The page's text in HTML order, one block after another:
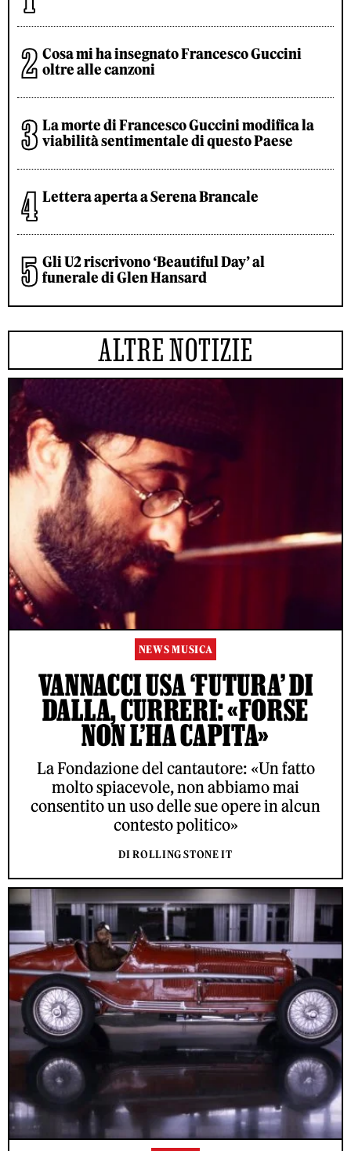
Cosa mi ha insegnato Francesco Guccini
oltre alle canzoni
La morte di Francesco Guccini modifica la
viabilità sentimentale di questo Paese
Lettera aperta a Serena Brancale
Gli U2 riscrivono ‘Beautiful Day’ al
funerale di Glen Hansard
ALTRE NOTIZIE
NEWS MUSICA
VANNACCI USA ‘FUTURA’ DI
DALLA, CURRERI: «FORSE
NON L’HA CAPITA»
La Fondazione del cantautore: «Un fatto
molto spiacevole, non abbiamo mai
consentito un uso delle sue opere in alcun
contesto politico»
DI ROLLING STONE IT